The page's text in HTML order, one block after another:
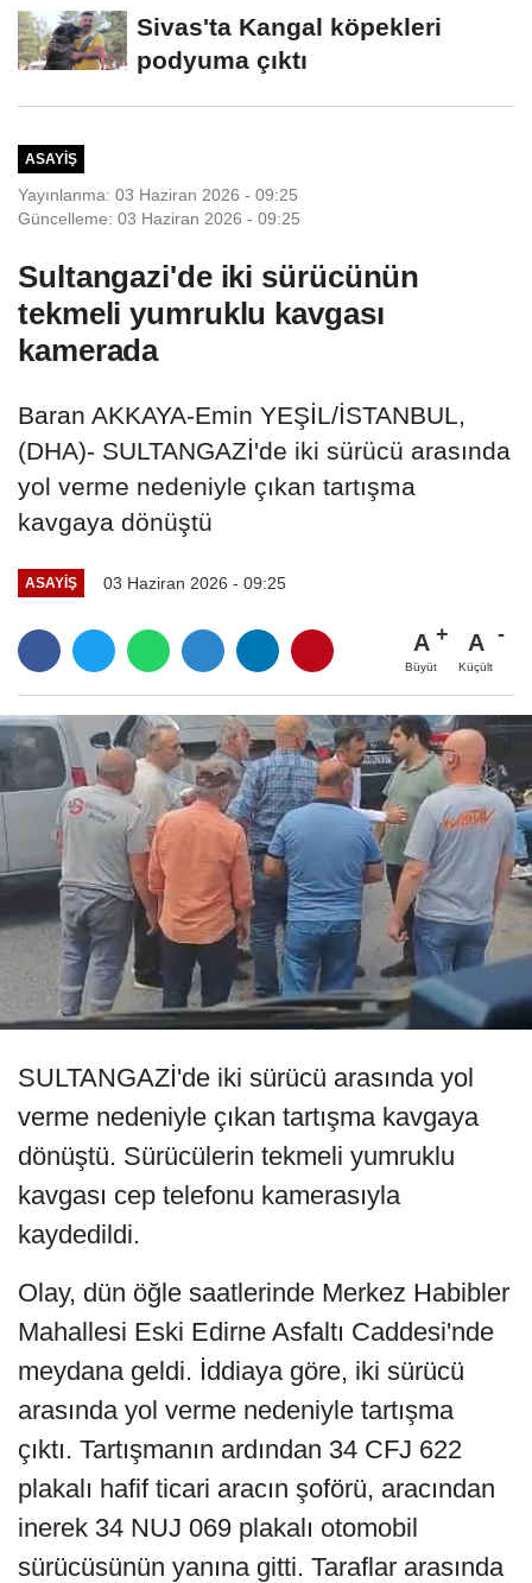
Sivas'ta Kangal köpekleri
podyuma çıktı
ASAYIŞ
Yayınlanma: 03 Haziran 2026 - 09:25
Güncelleme: 03 Haziran 2026 - 09:25
Sultangazi'de iki sürücünün
tekmeli yumruklu kavgası
kamerada
Baran AKKAYA-Emin YEŞİL/İSTANBUL,
(DHA)- SULTANGAZİ'de iki sürücü arasında
yol verme nedeniyle çıkan tartışma
kavgaya dönüştü
ASAYIŞ 03 Haziran 2026 - 09:25
A
Büyüt
A
Küçült
SULTANGAZİ'de iki sürücü arasında yol
verme nedeniyle çıkan tartışma kavgaya
dönüştü. Sürücülerin tekmeli yumruklu
kavgası cep telefonu kamerasıyla
kaydedildi.
Olay, dün öğle saatlerinde Merkez Habibler
Mahallesi Eski Edirne Asfaltı Caddesi'nde
meydana geldi. İddiaya göre, iki sürücü
arasında yol verme nedeniyle tartışma
çıktı. Tartışmanın ardından 34 CFJ 622
plakalı hafif ticari aracın şoförü, aracından
inerek 34 NUJ 069 plakalı otomobil
sürücüsünün yanına gitti. Taraflar arasında